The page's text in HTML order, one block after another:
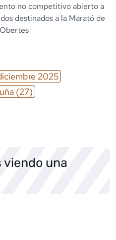
no competitivo abierto a
destinados a la Marató de
2025
(27)
viendo una